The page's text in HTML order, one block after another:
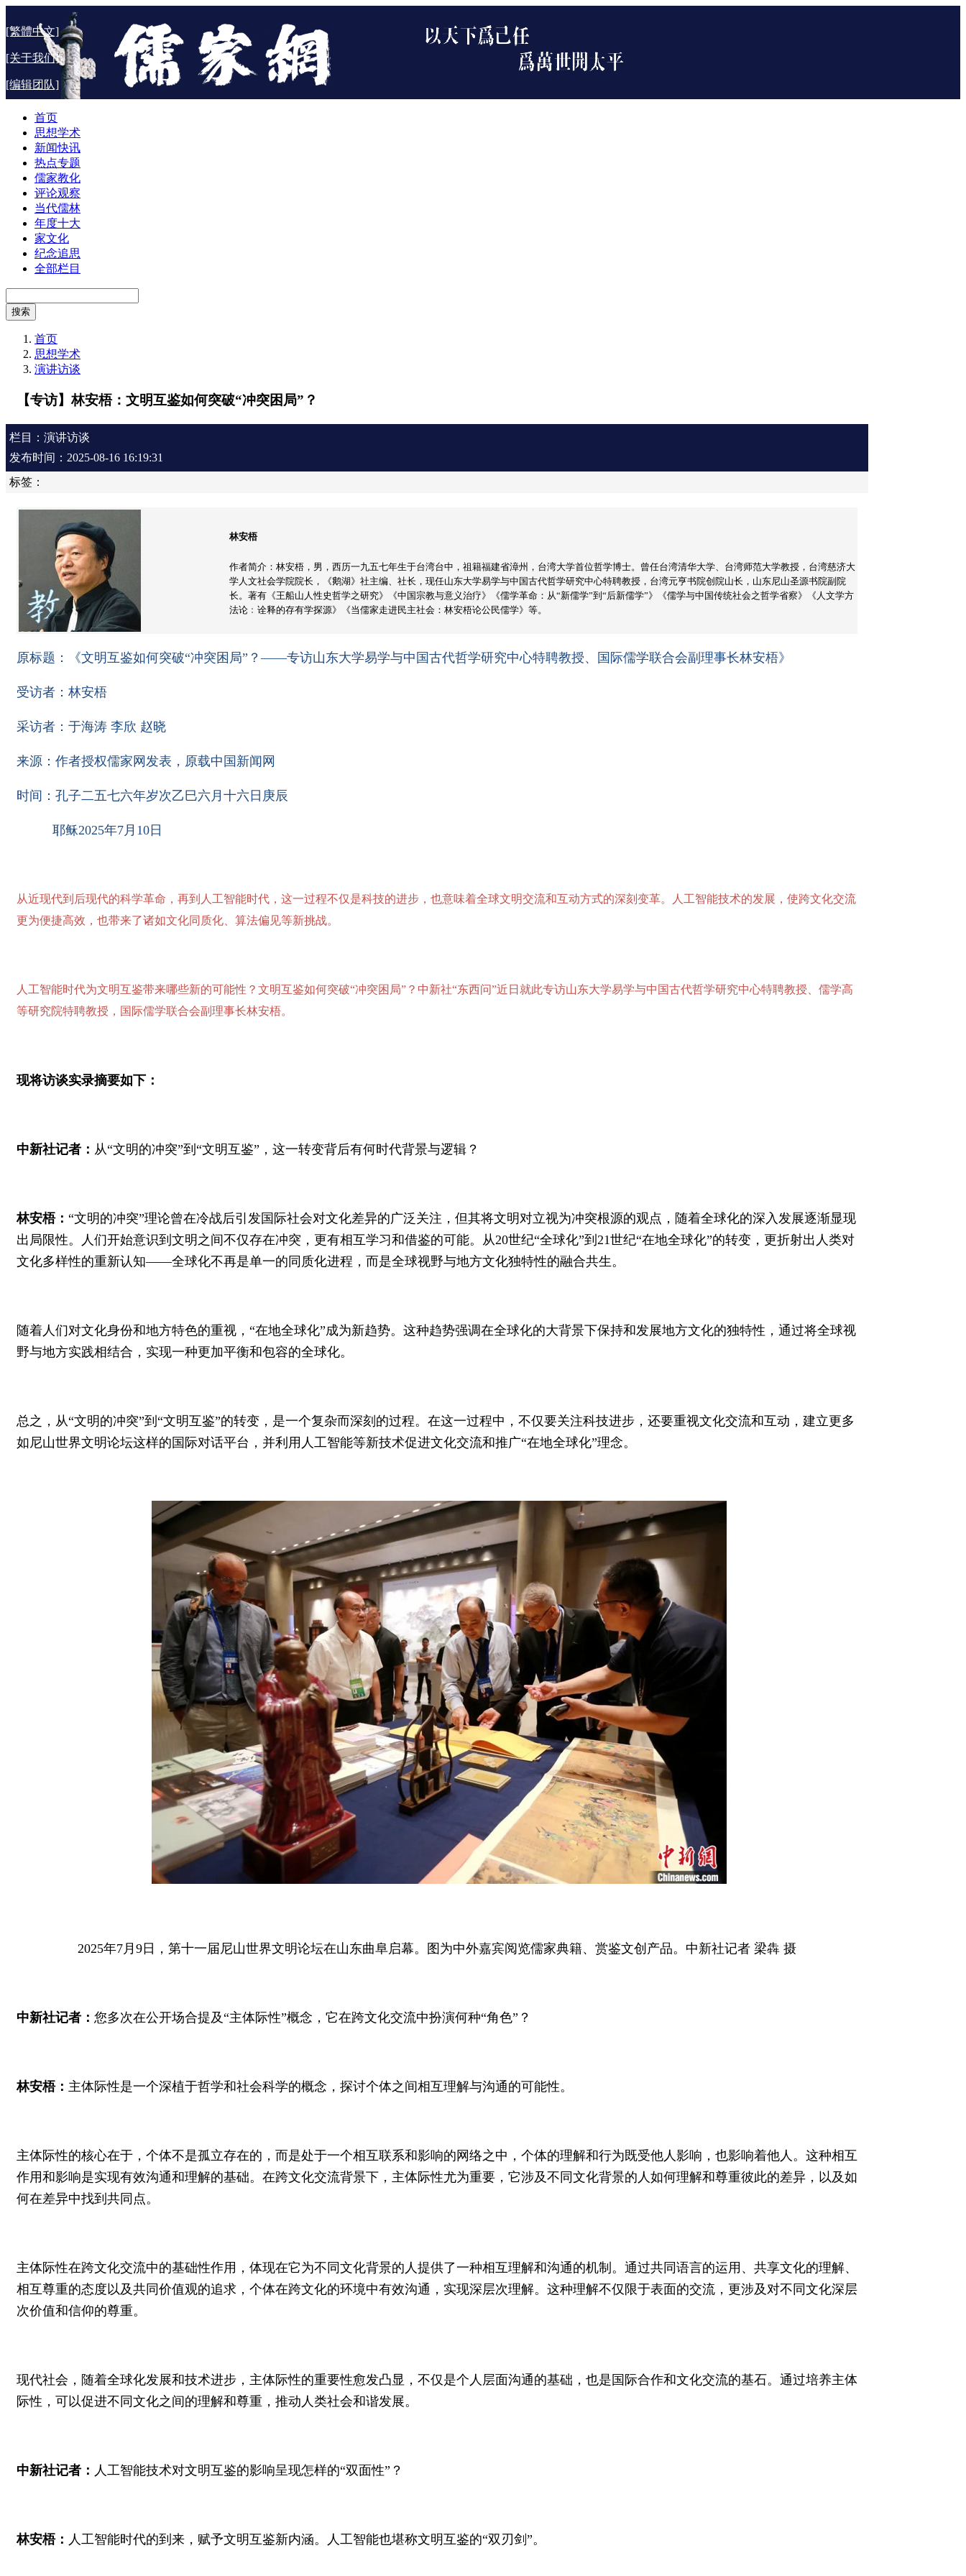
[繁體中文]
[关于我们]
[编辑团队]
首页
思想学术
新闻快讯
热点专题
儒家教化
评论观察
当代儒林
年度十大
家文化
纪念追思
全部栏目
搜索
首页
思想学术
演讲访谈
【专访】林安梧：文明互鉴如何突破“冲突困局”？
栏目：演讲访谈
发布时间：2025-08-16 16:19:31
标签：
林安梧
作者简介：林安梧，男，西历一九五七年生于台湾台中，祖籍福建省漳州，台湾大学首位哲学博士。曾任台湾清华大学、台湾师范大学教授，台湾慈济大
学人文社会学院院长，《鹅湖》社主编、社长，现任山东大学易学与中国古代哲学研究中心特聘教授，台湾元亨书院创院山长，山东尼山圣源书院副院
长。著有《王船山人性史哲学之研究》《中国宗教与意义治疗》《儒学革命：从“新儒学”到“后新儒学”》《儒学与中国传统社会之哲学省察》《人文学方
法论﹕诠释的存有学探源》《当儒家走进民主社会：林安梧论公民儒学》等。
原标题：《文明互鉴如何突破“冲突困局”？——专访山东大学易学与中国古代哲学研究中心特聘教授、国际儒学联合会副理事长林安梧》
受访者：林安梧
采访者：于海涛 李欣 赵晓
来源：作者授权儒家网发表，原载中国新闻网
时间：孔子二五七六年岁次乙巳六月十六日庚辰
耶稣2025年7月10日
从近现代到后现代的科学革命，再到人工智能时代，这一过程不仅是科技的进步，也意味着全球文明交流和互动方式的深刻变革。人工智能技术的发展，使跨文化交流
更为便捷高效，也带来了诸如文化同质化、算法偏见等新挑战。
人工智能时代为文明互鉴带来哪些新的可能性？文明互鉴如何突破“冲突困局”？中新社“东西问”近日就此专访山东大学易学与中国古代哲学研究中心特聘教授、儒学高
等研究院特聘教授，国际儒学联合会副理事长林安梧。
现将访谈实录摘要如下：
中新社记者： 从“文明的冲突”到“文明互鉴”，这一转变背后有何时代背景与逻辑？
林安梧： “文明的冲突”理论曾在冷战后引发国际社会对文化差异的广泛关注，但其将文明对立视为冲突根源的观点，随着全球化的深入发展逐渐显现
出局限性。人们开始意识到文明之间不仅存在冲突，更有相互学习和借鉴的可能。从20世纪“全球化”到21世纪“在地全球化”的转变，更折射出人类对
文化多样性的重新认知——全球化不再是单一的同质化进程，而是全球视野与地方文化独特性的融合共生。
随着人们对文化身份和地方特色的重视，“在地全球化”成为新趋势。这种趋势强调在全球化的大背景下保持和发展地方文化的独特性，通过将全球视
野与地方实践相结合，实现一种更加平衡和包容的全球化。
总之，从“文明的冲突”到“文明互鉴”的转变，是一个复杂而深刻的过程。在这一过程中，不仅要关注科技进步，还要重视文化交流和互动，建立更多
如尼山世界文明论坛这样的国际对话平台，并利用人工智能等新技术促进文化交流和推广“在地全球化”理念。
2025年7月9日，第十一届尼山世界文明论坛在山东曲阜启幕。图为中外嘉宾阅览儒家典籍、赏鉴文创产品。中新社记者 梁犇 摄
中新社记者： 您多次在公开场合提及“主体际性”概念，它在跨文化交流中扮演何种“角色”？
林安梧： 主体际性是一个深植于哲学和社会科学的概念，探讨个体之间相互理解与沟通的可能性。
主体际性的核心在于，个体不是孤立存在的，而是处于一个相互联系和影响的网络之中，个体的理解和行为既受他人影响，也影响着他人。这种相互
作用和影响是实现有效沟通和理解的基础。在跨文化交流背景下，主体际性尤为重要，它涉及不同文化背景的人如何理解和尊重彼此的差异，以及如
何在差异中找到共同点。
主体际性在跨文化交流中的基础性作用，体现在它为不同文化背景的人提供了一种相互理解和沟通的机制。通过共同语言的运用、共享文化的理解、
相互尊重的态度以及共同价值观的追求，个体在跨文化的环境中有效沟通，实现深层次理解。这种理解不仅限于表面的交流，更涉及对不同文化深层
次价值和信仰的尊重。
现代社会，随着全球化发展和技术进步，主体际性的重要性愈发凸显，不仅是个人层面沟通的基础，也是国际合作和文化交流的基石。通过培养主体
际性，可以促进不同文化之间的理解和尊重，推动人类社会和谐发展。
中新社记者： 人工智能技术对文明互鉴的影响呈现怎样的“双面性”？
林安梧： 人工智能时代的到来，赋予文明互鉴新内涵。人工智能也堪称文明互鉴的“双刃剑”。